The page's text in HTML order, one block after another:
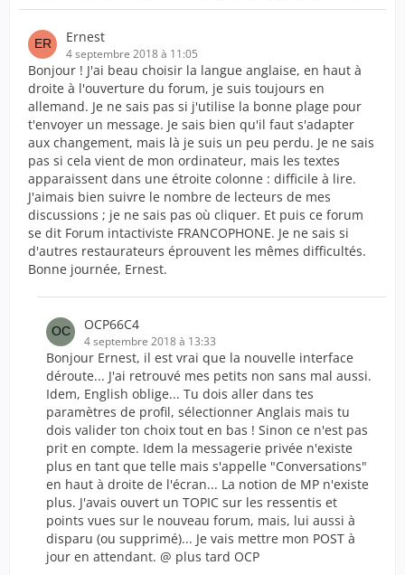
Ernest
4 septembre 2018 à 11:05
Bonjour ! J'ai beau choisir la langue anglaise, en haut à
droite à l'ouverture du forum, je suis toujours en
allemand. Je ne sais pas si j'utilise la bonne plage pour
t'envoyer un message. Je sais bien qu'il faut s'adapter
aux changement, mais là je suis un peu perdu. Je ne sais
pas si cela vient de mon ordinateur, mais les textes
apparaissent dans une étroite colonne : difficile à lire.
J'aimais bien suivre le nombre de lecteurs de mes
discussions ; je ne sais pas où cliquer. Et puis ce forum
se dit Forum intactiviste FRANCOPHONE. Je ne sais si
d'autres restaurateurs éprouvent les mêmes difficultés.
Bonne journée, Ernest.
OCP66C4
4 septembre 2018 à 13:33
Bonjour Ernest, il est vrai que la nouvelle interface
déroute... J'ai retrouvé mes petits non sans mal aussi.
Idem, English oblige... Tu dois aller dans tes
paramètres de profil, sélectionner Anglais mais tu
dois valider ton choix tout en bas ! Sinon ce n'est pas
prit en compte. Idem la messagerie privée n'existe
plus en tant que telle mais s'appelle "Conversations"
en haut à droite de l'écran... La notion de MP n'existe
plus. J'avais ouvert un TOPIC sur les ressentis et
points vues sur le nouveau forum, mais, lui aussi à
disparu (ou supprimé)... Je vais mettre mon POST à
jour en attendant. @ plus tard OCP